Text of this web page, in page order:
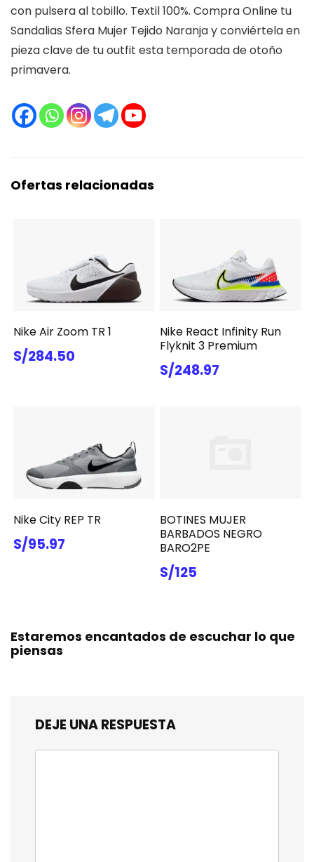
con pulsera al tobillo. Textil 100%. Compra Online tu
Sandalias Sfera Mujer Tejido Naranja y conviértela en
pieza clave de tu outfit esta temporada de otoño
primavera.
Ofertas relacionadas
Nike Air Zoom TR 1
S/284.50
Nike React Infinity Run
Flyknit 3 Premium
S/248.97
Nike City REP TR
S/95.97
BOTINES MUJER
BARBADOS NEGRO
BARO2PE
S/125
Estaremos encantados de escuchar lo que
piensas
DEJE UNA RESPUESTA